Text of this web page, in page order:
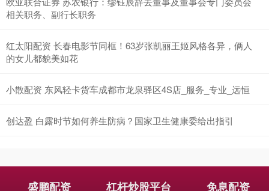
相关职务、副行长职务
红太阳配资 长春电影节同框！63岁张凯丽王姬风格各异，俩人
的女儿都貌美如花
小散配资 东风轻卡货车成都市龙泉驿区4S店_服务_专业_远恒
创达盈 白露时节如何养生防病？国家卫生健康委给出指引
盛鹏配资 杠杆炒股平台 免息配资